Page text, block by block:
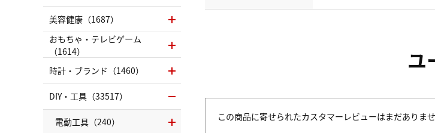
ユ
この商品に寄せられたカスタマーレビューはまだありませ
美容健康（1687）
おもちゃ・テレビゲーム
（1614）
時計・ブランド（1460）
DIY・工具（33517）
電動工具（240）